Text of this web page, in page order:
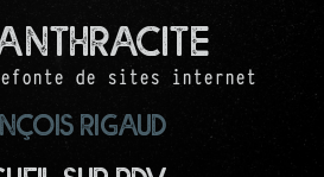
de sites internet
RIGAUD